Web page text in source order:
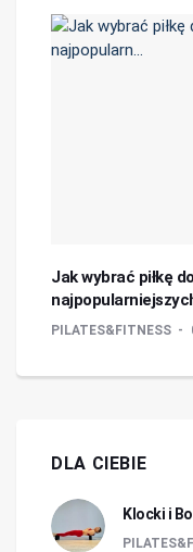
Jak wybrać piłkę
PILATES&FITNESS
DLA CIEBIE
Klocki i